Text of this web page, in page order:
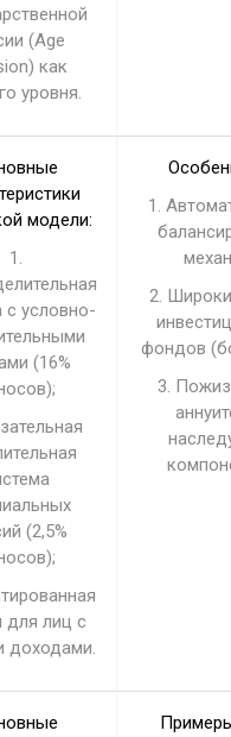
(Age
как
уровня.
модели:
1.
с условно-
(16%
(2,5%
для лиц с
доходами.
1.
2.
фондов
3.